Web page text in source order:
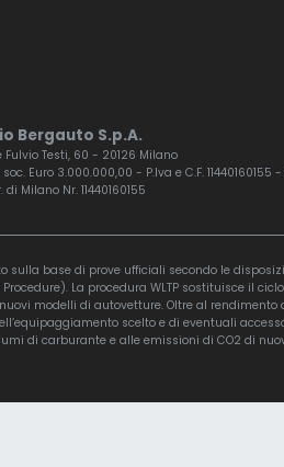
Bergauto S.p.A.
Fulvio Testi, 60 - 20126 Milano
Euro 3.000.000,00 - P.Iva e C.F. 11440160155 -
di Milano Nr. 11440160155
base di prove ufficiali secondo le
La procedura WLTP sostituisce il
modelli di autovetture. Oltre al
scelto e di eventuali
di carburante e alle emissioni di CO2 di